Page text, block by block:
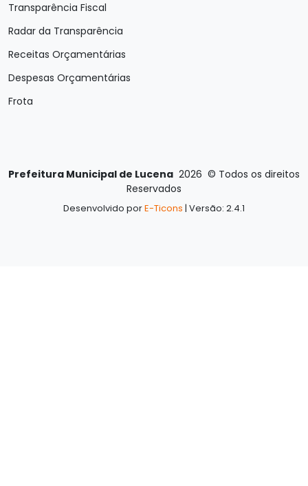
Transparência Fiscal
Radar da Transparência
Receitas Orçamentárias
Despesas Orçamentárias
Frota
Prefeitura Municipal de Lucena 2026 © Todos os direitos
Reservados
Desenvolvido porE-Ticons | Versão: 2.4.1